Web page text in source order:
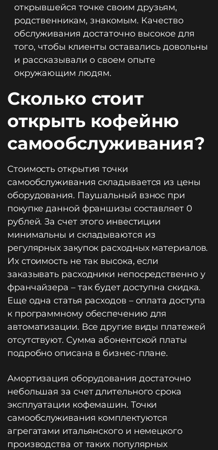
открывшейся точке своим друзьям,
родственникам, знакомым. Качество
обслуживания достаточно высокое для
того, чтобы клиенты оставались довольны
и рассказывали о своем опыте
окружающим людям.
Сколько стоит
открыть кофейню
самообслуживания?
Стоимость открытия точки
самообслуживания складывается из цены
оборудования. Паушальный взнос при
покупке данной франшизы составляет 0
рублей. За счет этого инвестиции
минимальны и складываются из
регулярных закупок расходных материалов.
Их стоимость не так высока, если
заказывать расходники непосредственно у
франчайзера – так будет доступна скидка.
Еще одна статья расходов – оплата доступа
к программному обеспечению для
автоматизации. Все другие виды платежей
отсутствуют. Сумма абонентской платы
подробно описана в бизнес-плане.
Амортизация оборудования достаточно
небольшая за счет длительного срока
эксплуатации кофемашин. Точки
самообслуживания комплектуются
агрегатами итальянского и немецкого
производства от таких популярных